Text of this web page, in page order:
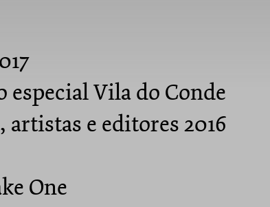
especial Vila do Conde
e editores 2016
One